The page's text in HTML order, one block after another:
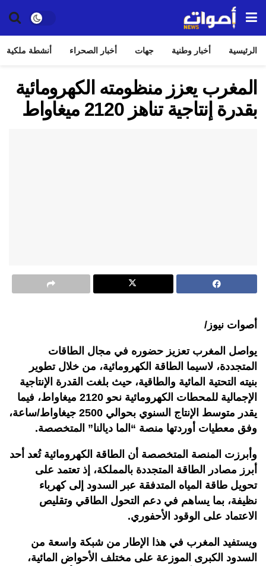
الرئيسية أخبار وطنية جهات أخبار الصحراء أنشطة ملكية
المغرب يعزز منظومته الكهرومائية
بقدرة إنتاجية تناهز 2120 ميغاواط
أصوات نيوز/
يواصل المغرب تعزيز حضوره في مجال الطاقات
المتجددة، لاسيما الطاقة الكهرومائية، من خلال تطوير
بنيته التحتية المائية والطاقية، حيث بلغت القدرة الإنتاجية
الإجمالية للمحطات الكهرومائية نحو 2120 ميغاواط، فيما
يقدر متوسط الإنتاج السنوي بحوالي 2500 جيغاواط/ساعة،
وفق معطيات أوردتها منصة “الما ديالنا” المتخصصة.
وأبرزت المنصة المتخصصة أن الطاقة الكهرومائية تُعد أحد
أبرز مصادر الطاقة المتجددة بالمملكة، إذ تعتمد على
تحويل طاقة المياه المتدفقة عبر السدود إلى كهرباء
نظيفة، بما يساهم في دعم التحول الطاقي وتقليص
الاعتماد على الوقود الأحفوري.
ويستفيد المغرب في هذا الإطار من شبكة واسعة من
السدود الكبرى الموزعة على مختلف الأحواض المائية،